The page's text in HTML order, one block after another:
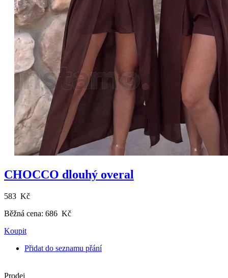
CHOCCO dlouhý overal
583 Kč
Běžná cena: 686 Kč
Koupit
Přidat do seznamu přání
Prodej